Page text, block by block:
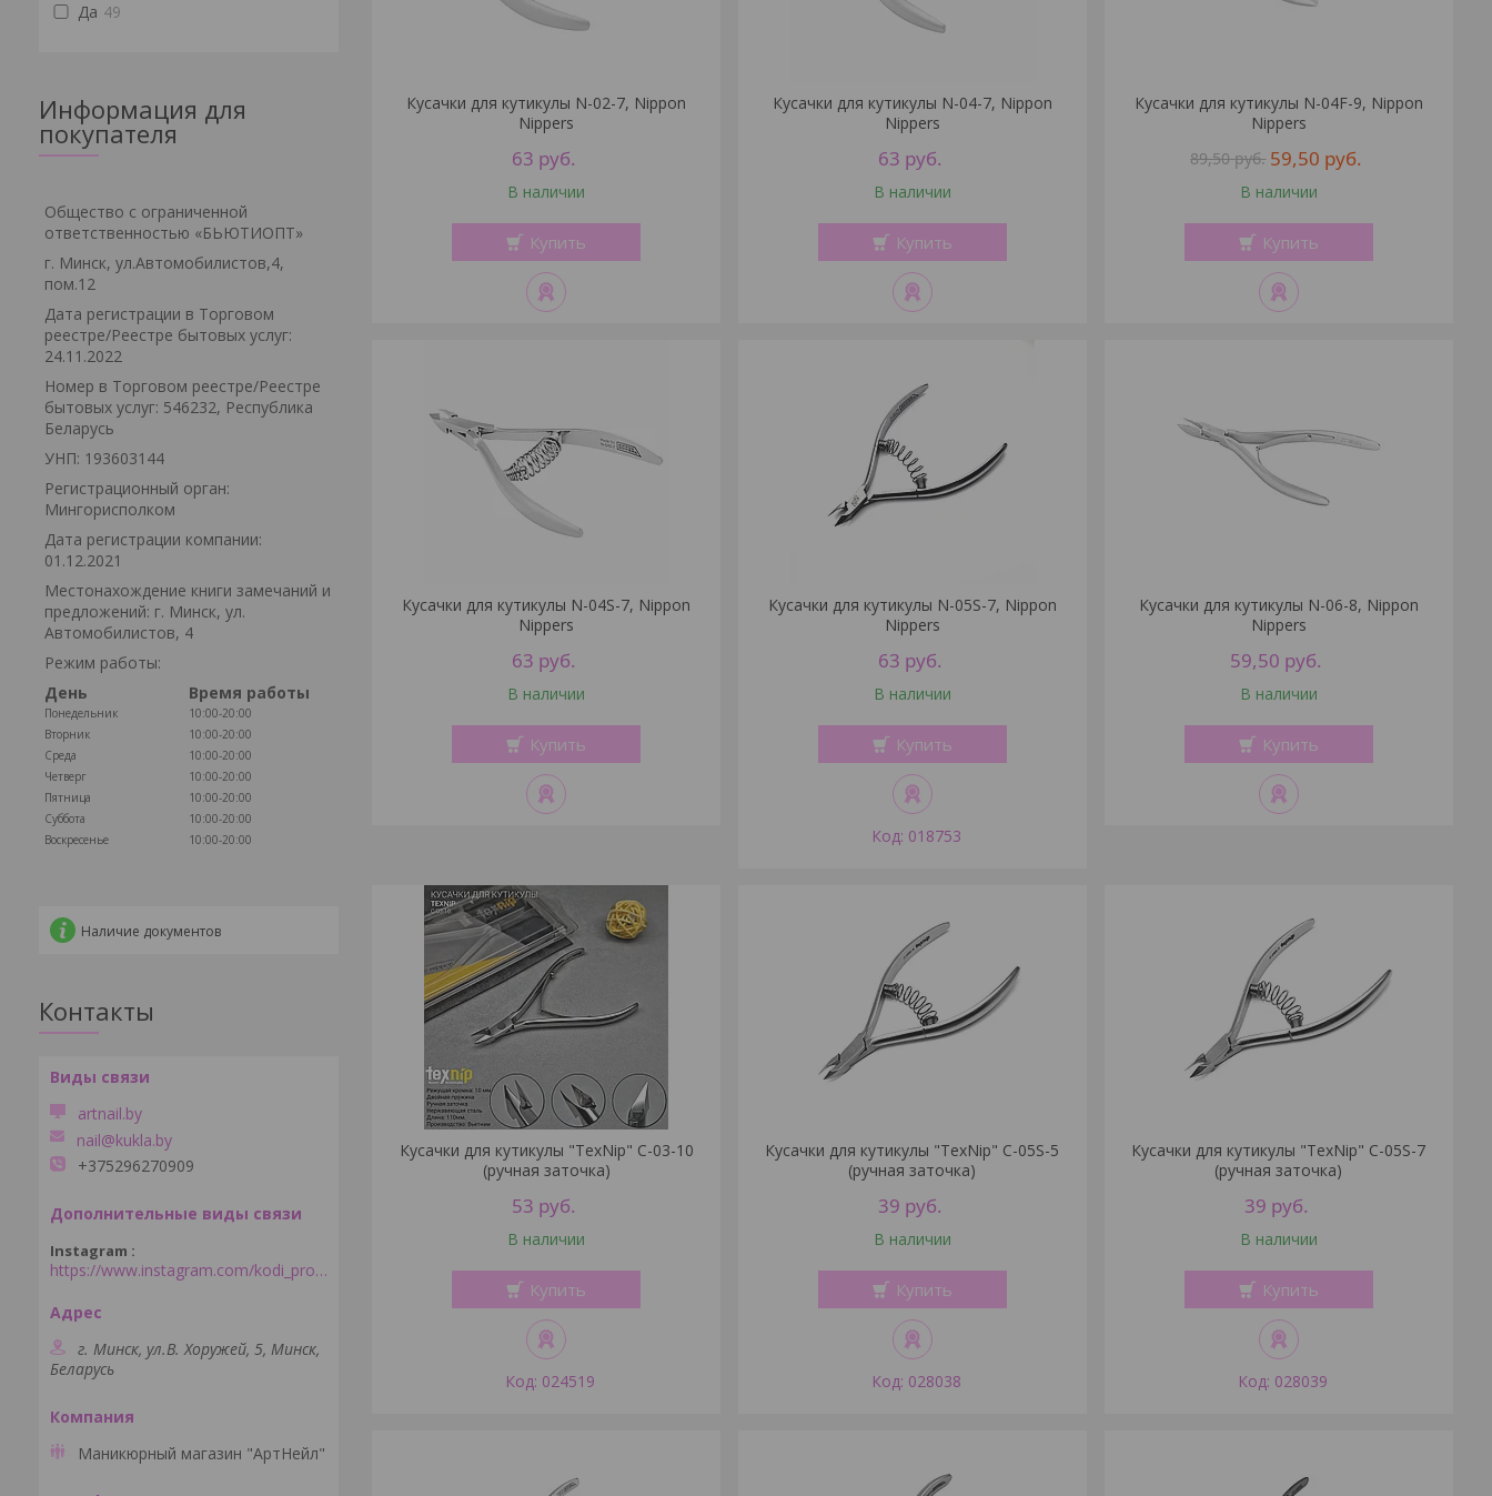
Кусачки для кутикулы N-02-7, Nippon
Nippers
63 руб.
В наличии
Купить
Кусачки для кутикулы N-04-7, Nippon
Nippers
63 руб.
В наличии
Купить
Кусачки для кутикулы N-04F-9, Nippon
Nippers
89,50руб. 59,50 руб.
В наличии
Купить
Кусачки для кутикулы N-04S-7, Nippon
Nippers
63 руб.
В наличии
Купить
Кусачки для кутикулы N-05S-7, Nippon
Nippers
63 руб.
В наличии
Купить
018753
Кусачки для кутикулы N-06-8, Nippon
Nippers
59,50 руб.
В наличии
Купить
Кусачки для кутикулы "TexNip" C-03-10
(ручная заточка)
53 руб.
В наличии
Купить
024519
Кусачки для кутикулы "TexNip" C-05S-5
(ручная заточка)
39 руб.
В наличии
Купить
028038
Кусачки для кутикулы "TexNip" C-05S-7
(ручная заточка)
39 руб.
В наличии
Купить
028039
Да 49
Информация для
покупателя
Общество с ограниченной
ответственностью «БЬЮТИОПТ»
г. Минск, ул.Автомобилистов,4,
пом.12
Дата регистрации в Торговом
реестре/Реестре бытовых услуг:
24.11.2022
Номер в Торговом реестре/Реестре
бытовых услуг: 546232, Республика
Беларусь
УНП: 193603144
Регистрационный орган:
Мингорисполком
Дата регистрации компании:
01.12.2021
Местонахождение книги замечаний и
предложений: г. Минск, ул.
Автомобилистов, 4
Режим работы:
День
Время работы
Понедельник
10:00-20:00
Вторник
10:00-20:00
Среда
10:00-20:00
Четверг
10:00-20:00
Пятница
10:00-20:00
Суббота
10:00-20:00
Воскресенье
10:00-20:00
Наличие документов
Контакты
artnail.by
nail@kukla.by
+375296270909
Instagram
https://www.instagram.com/kodi_professional_minsk/
г. Минск, ул.В. Хоружей, 5, Минск,
Беларусь
Маникюрный магазин "АртНейл"